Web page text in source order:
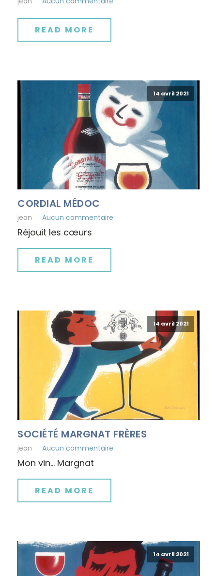
READ MORE
14 avril 2021
CORDIAL MÉDOC
jean Aucun commentaire
Réjouit les cœurs
READ MORE
14 avril 2021
SOCIÉTÉ MARGNAT FRÈRES
jean Aucun commentaire
Mon vin… Margnat
READ MORE
14 avril 2021